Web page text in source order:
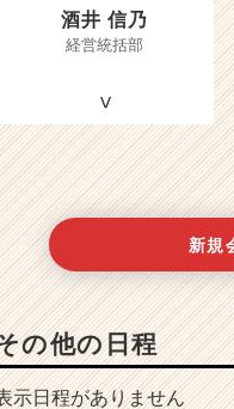
酒井 信乃
経営統括部
新規
の他の日程
示日程がありません